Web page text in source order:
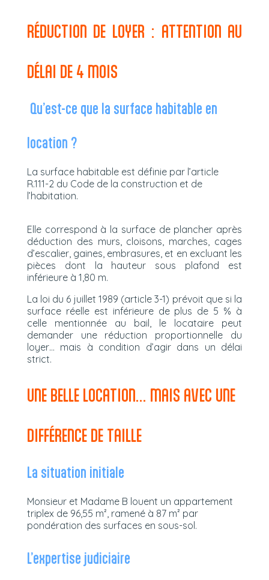
RÉDUCTION DE LOYER : ATTENTION AU
DÉLAI DE 4 MOIS
Qu’est-ce que la surface habitable en
location ?
La surface habitable est définie par l’article
R.111-2 du Code de la construction et de
l’habitation.
Elle correspond à la surface de plancher après
déduction des murs, cloisons, marches, cages
d’escalier, gaines, embrasures, et en excluant les
pièces dont la hauteur sous plafond est
inférieure à 1,80 m.
La loi du 6 juillet 1989 (article 3-1) prévoit que si la
surface réelle est inférieure de plus de 5 % à
celle mentionnée au bail, le locataire peut
demander une réduction proportionnelle du
loyer… mais à condition d’agir dans un délai
strict.
UNE BELLE LOCATION… MAIS AVEC UNE
DIFFÉRENCE DE TAILLE
La situation initiale
Monsieur et Madame B louent un appartement
triplex de 96,55 m², ramené à 87 m² par
pondération des surfaces en sous-sol.
L’expertise judiciaire